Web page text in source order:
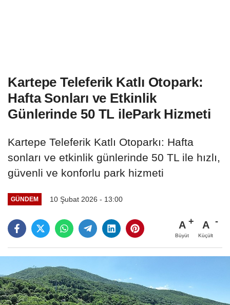
Kartepe Teleferik Katlı Otopark:
Hafta Sonları ve Etkinlik
Günlerinde 50 TL ilePark Hizmeti
Kartepe Teleferik Katlı Otoparkı: Hafta
sonları ve etkinlik günlerinde 50 TL ile hızlı,
güvenli ve konforlu park hizmeti
GÜNDEM 10 Şubat 2026 - 13:00
A
Büyüt
A
Küçült